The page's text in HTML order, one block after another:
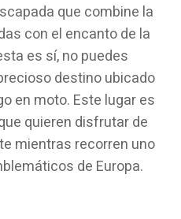
que combine la
con el encanto de la
es sí, no puedes
destino ubicado
en moto. Este lugar es
quieren disfrutar de
mientras recorren uno
de Europa.